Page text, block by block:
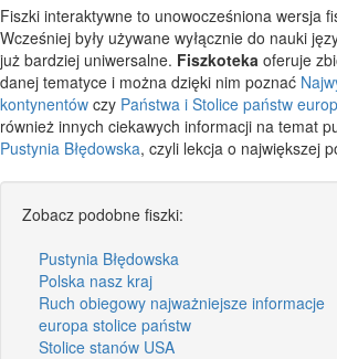
Fiszki interaktywne to unowocześniona wersja
Wcześniej były używane wyłącznie do nauki
już bardziej uniwersalne. Fiszkoteka oferuje
danej tematyce i można dzięki nim poznać
kontynentów czy Państwa i Stolice państw
również innych ciekawych informacji na temat
Pustynia Błędowska, czyli lekcja o największej
Zobacz podobne fiszki:
Pustynia Błędowska
Polska nasz kraj
Ruch obiegowy najważniejsze informacje
europa stolice państw
Stolice stanów USA